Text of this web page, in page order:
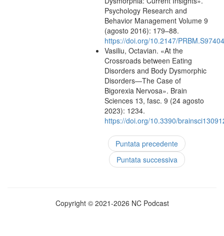
Psychology Research and
Behavior Management Volume 9
(agosto 2016): 179–88.
https://doi.org/10.2147/
Vasiliu, Octavian. «At the
Crossroads between Eating
Disorders and Body Dysmorphic
Disorders—The Case of
Bigorexia Nervosa». Brain
Sciences 13, fasc. 9 (24 agosto
2023): 1234.
https://doi.org/10.3390/
Puntata precedente
Puntata successiva
Copyright © 2021-2026 NC Podcast